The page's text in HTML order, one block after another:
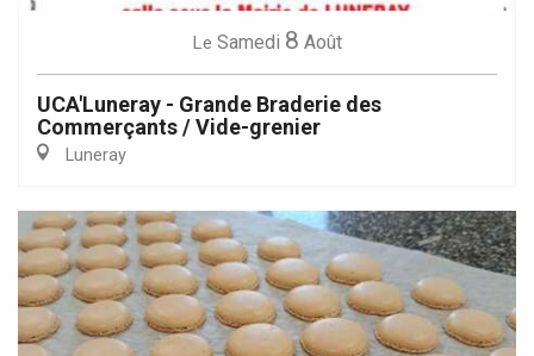
Le Samedi 8 Août
UCA'Luneray - Grande Braderie des
Commerçants / Vide-grenier
Luneray